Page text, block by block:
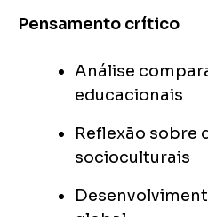
Pensamento crítico
Análise
educacionais
Reflexão sobre
socioculturais